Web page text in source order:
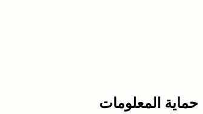
حماية المعلومات